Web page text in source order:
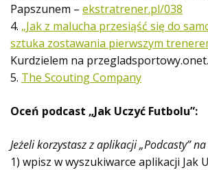
Papszunem –ekstratrener.pl/038
4. „Jak z malucha przesiąść się do
sztuka zostawania pierwszym
Kurdzielem na
5. The Scouting Company
Oceń podcast „Jak Uczyć Futbolu”:
Jeżeli korzystasz z aplikacji „Podcasty”
1) wpisz w wyszukiwarce aplikacji Jak